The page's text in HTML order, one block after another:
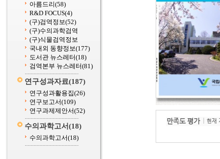
아름드리(58)
R&D FOCUS(4)
(구)검역정보(52)
(구)수의과학검역
(구)식물검역정보
국내외 동향정보(177)
도서관 뉴스레터(18)
검역본부 뉴스레터(81)
연구성과자료(187)
연구성과활용집(26)
연구보고서(109)
연구과제제안서(52)
수의과학고서(18)
수의과학고서(18)